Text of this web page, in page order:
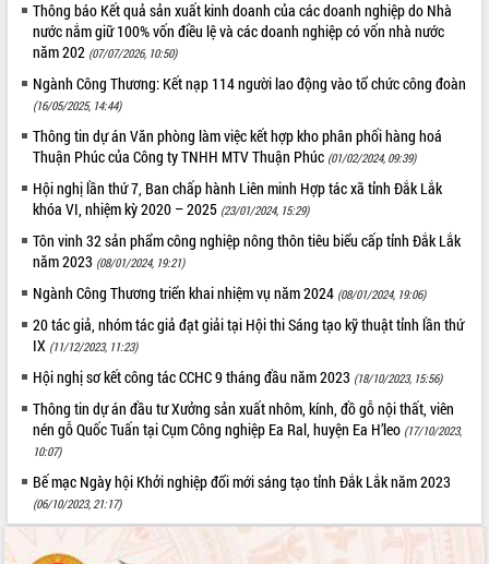
Hội nghị UBND tỉnh Đắk Lắk thường kỳ
tháng 7/2026
Lễ truy tặng danh hiệu “Bà Mẹ Việt
Nam Anh hùng” và trao Huân chương
Lao động
UBND tỉnh Đắk Lắk triển khai nhiệm
vụ 6 tháng cuối năm 2026
Kỳ họp thứ Hai, Hội đồng nhân dân
tỉnh khóa XI quyết nghị nhiều nội dung
quan trọng
Bí thư Tỉnh ủy Lương Nguyễn Minh
Triết thăm, tặng quà người có công với
cách mạng
Rà soát, hoàn thiện hệ thống thiết chế
văn hóa, thể thao đáp ứng yêu cầu
Thường trực HĐND tỉnh Đắk Lắk gặp
mặt Đoàn chuyên gia y tế TP. Hồ Chí
Minh
Lễ truy điệu và an táng hài cốt liệt sĩ
tại Nghĩa trang Liệt sĩ xã Sơn Hòa
Bàn giải pháp tháo gỡ khó khăn trong
xuất khẩu sầu riêng và triển khai quy
định EUDR
LIÊN KẾT WEB
THỐNG KÊ TRUY CẬP
Hôm nay: 15981
Tất cả: 66061304
Thông báo Kết quả sản xuất kinh doanh của các doanh nghiệp do Nhà
nước nắm giữ 100% vốn điều lệ và các doanh nghiệp có vốn nhà nước
năm 202 (07/07/2026, 10:50)
Ngành Công Thương: Kết nạp 114 người lao động vào tổ chức công đoàn
(16/05/2025, 14:44)
Thông tin dự án Văn phòng làm việc kết hợp kho phân phối hàng hoá
Thuận Phúc của Công ty TNHH MTV Thuận Phúc (01/02/2024, 09:39)
Hội nghị lần thứ 7, Ban chấp hành Liên minh Hợp tác xã tỉnh Đắk Lắk
khóa VI, nhiệm kỳ 2020 – 2025 (23/01/2024, 15:29)
Tôn vinh 32 sản phẩm công nghiệp nông thôn tiêu biểu cấp tỉnh Đắk Lắk
năm 2023 (08/01/2024, 19:21)
Ngành Công Thương triển khai nhiệm vụ năm 2024 (08/01/2024, 19:06)
20 tác giả, nhóm tác giả đạt giải tại Hội thi Sáng tạo kỹ thuật tỉnh lần thứ
IX (11/12/2023, 11:23)
Hội nghị sơ kết công tác CCHC 9 tháng đầu năm 2023 (18/10/2023, 15:56)
Thông tin dự án đầu tư Xưởng sản xuất nhôm, kính, đồ gỗ nội thất, viên
nén gỗ Quốc Tuấn tại Cụm Công nghiệp Ea Ral, huyện Ea H’leo (17/10/2023,
10:07)
Bế mạc Ngày hội Khởi nghiệp đổi mới sáng tạo tỉnh Đắk Lắk năm 2023
(06/10/2023, 21:17)